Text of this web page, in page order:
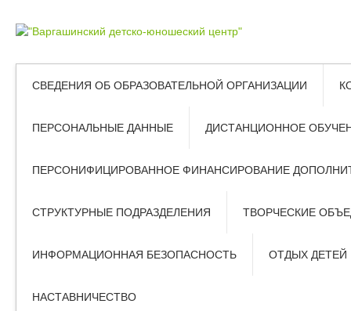
СВЕДЕНИЯ ОБ ОБРАЗОВАТЕЛЬНОЙ ОРГАНИЗАЦИИ
ПЕРСОНАЛЬНЫЕ ДАННЫЕ ДИСТАНЦИОННОЕ
ПЕРСОНИФИЦИРОВАННОЕ ФИНАНСИРОВАНИЕ
СТРУКТУРНЫЕ ПОДРАЗДЕЛЕНИЯ ТВОРЧЕСКИЕ
ИНФОРМАЦИОННАЯ БЕЗОПАСНОСТЬ ОТДЫХ ДЕТЕЙ
НАСТАВНИЧЕСТВО